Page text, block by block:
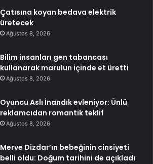
Çatısına koyan bedava elektrik
üretecek
Ağustos 8, 2026
Bilim insanları gen tabancası
kullanarak marulun içinde et üretti
Ağustos 8, 2026
Oyuncu Aslı İnandık evleniyor: Ünlü
reklamcıdan romantik teklif
Ağustos 8, 2026
Merve Dizdar’ın bebeğinin cinsiyeti
belli oldu: Doğum tarihini de açıkladı